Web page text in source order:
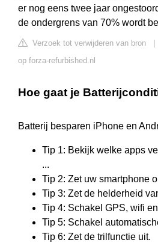
er nog eens twee jaar
de ondergrens van 70% wordt
Verzoek tot verwijderen van bron
op forza-refurbished.nl
Hoe gaat je
Batterij besparen iPhone en
Tip 1: Bekijk welke apps
...
Tip 2: Zet uw smartphone
Tip 3: Zet de helderheid
Tip 4: Schakel GPS, wifi
Tip 5: Schakel
Tip 6: Zet de trilfunctie uit.